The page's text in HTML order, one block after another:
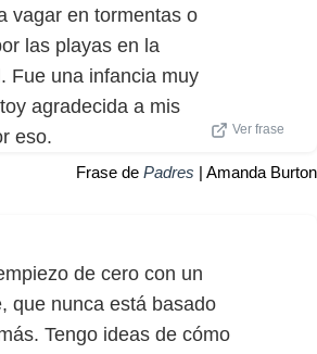
vagar en tormentas o
las playas en la
Fue una infancia muy
agradecida a mis
eso.
Ver frase
Frase de Padres | Amanda Burton
de cero con un
que nunca está basado
Tengo ideas de cómo